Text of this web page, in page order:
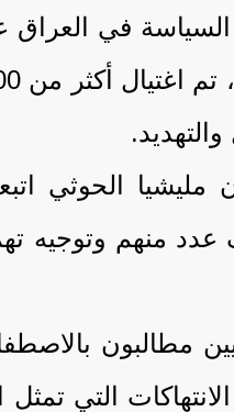
في العراق
مليشيا الحوثي
عدد منهم وتوجيه
مطالبون
التي تمثل